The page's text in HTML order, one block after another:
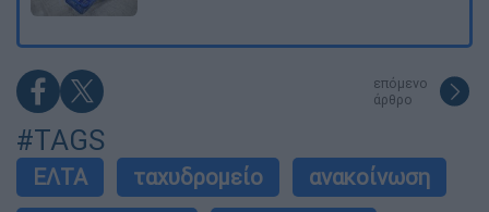
επόμενο
άρθρο
#TAGS
ΕΛΤΑ ταχυδρομείο
ανακοίνωση